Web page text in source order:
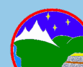
contenuto